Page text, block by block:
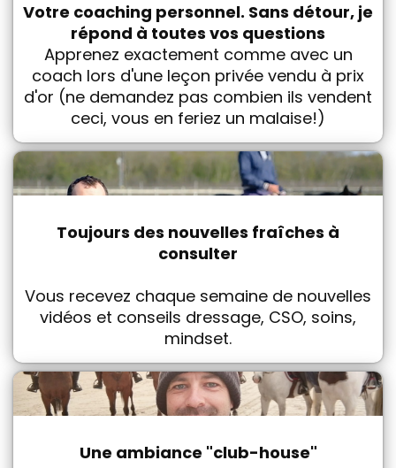
Votre coaching personnel. Sans détour, je
répond à toutes vos questions
Apprenez exactement comme avec un
coach lors d'une leçon privée vendu à prix
d'or (ne demandez pas combien ils vendent
ceci, vous en feriez un malaise!)
Toujours des nouvelles fraîches à
consulter
Vous recevez chaque semaine de nouvelles
vidéos et conseils dressage, CSO, soins,
mindset.
Une ambiance "club-house"